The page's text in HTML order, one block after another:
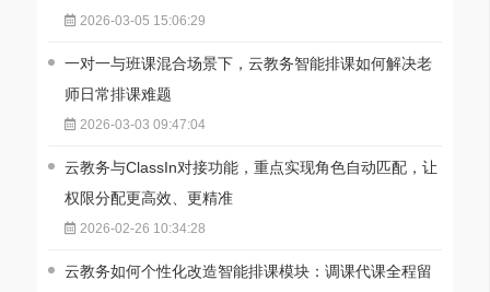
2026-03-05 15:06:29
一对一与班课混合场景下，云教务智能排课如何解决老
师日常排课难题
2026-03-03 09:47:04
云教务与ClassIn对接功能，重点实现角色自动匹配，让
权限分配更高效、更精准
2026-02-26 10:34:28
云教务如何个性化改造智能排课模块：调课代课全程留